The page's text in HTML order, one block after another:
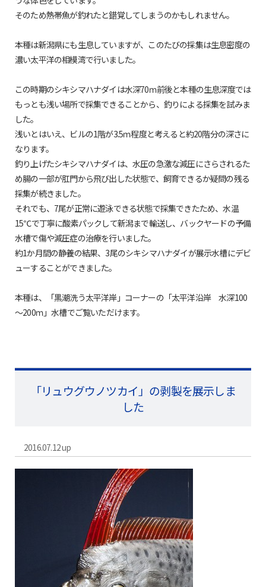
そのため熱帯魚が釣れたと錯覚してしまうのかもしれません。
本種は新潟県にも生息していますが、このたびの採集は生息密度の
濃い太平洋の相模湾で行いました。
この時期のシキシマハナダイは水深70ｍ前後と本種の生息深度では
もっとも浅い場所で採集できることから、釣りによる採集を試みま
した。
浅いとはいえ、ビルの1階が3.5ｍ程度と考えると約20階分の深さに
なります。
釣り上げたシキシマハナダイは、水圧の急激な減圧にさらされるた
め腸の一部が肛門から飛び出した状態で、飼育できるか疑問の残る
採集が続きました。
それでも、7尾が正常に遊泳できる状態で採集できたため、水温
15℃で丁寧に酸素パックして新潟まで輸送し、バックヤードの予備
水槽で傷や減圧症の治療を行いました。
約1か月間の静養の結果、3尾のシキシマハナダイが展示水槽にデビ
ューすることができました。
本種は、「黒潮洗う太平洋岸」コーナーの「太平洋沿岸 水深100
～200ｍ」水槽でご覧いただけます。
「リュウグウノツカイ」の剥製を展示しま
した
2016.07.12 up